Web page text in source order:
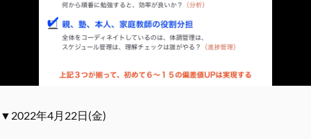
▼2022年4月22日(金)